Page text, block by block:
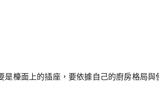
是檯面上的插座，要依據自己的廚房格局與